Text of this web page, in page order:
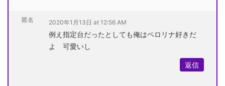
匿名 2020年1月13日 at 12:56 AM
例え指定台だったとしても俺はペロリナ好きだ
よ 可愛いし
返信